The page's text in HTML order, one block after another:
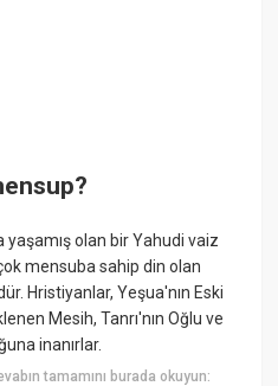
yaşamış olan bir Yahudi vaiz
mensuba sahip din olan
Hristiyanlar, Yeşua'nın Eski
Mesih, Tanrı'nın Oğlu ve
inanırlar.
tamamını burada okuyun: